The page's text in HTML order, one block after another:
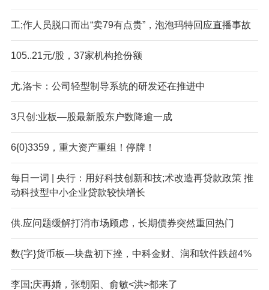
工;作人员脱口而出“卖79有点贵”，泡泡玛特回应直播事故
105..21元/股，37家机构抢份额
尤.洛卡：公司轻型制导系统的研发还在推进中
3只创:业板—股最新股东户数降逾一成
6{0}3359，重大资产重组！停牌！
每日一词 | 央行：用好科技创新和技;术改造再贷款政策 推
动科技型中小企业贷款较快增长
供.应问题缓解打消市场顾虑，长期债券突然重回热门
数{字}货币板—块盘初下挫，中科金财、润和软件跌超4%
李国;庆再婚，张朝阳、俞敏<洪>都来了